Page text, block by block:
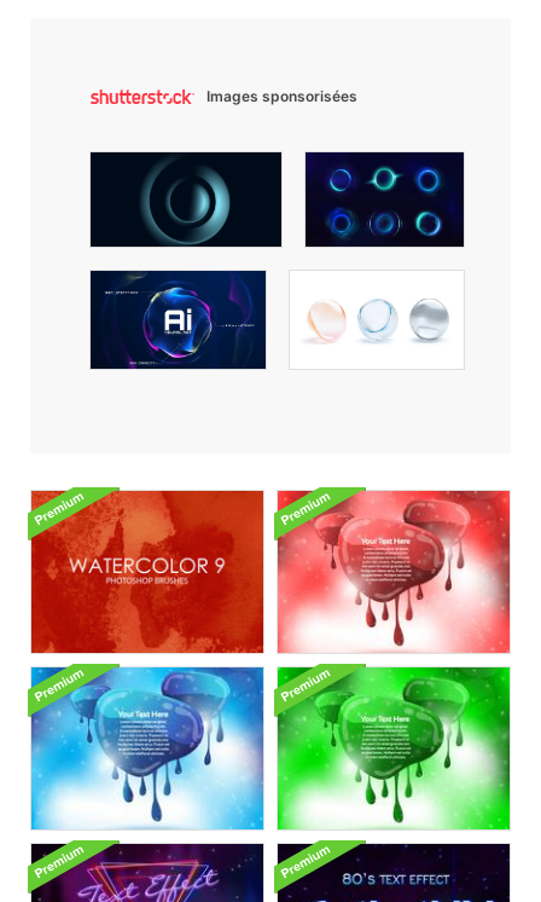
Images sponsorisées